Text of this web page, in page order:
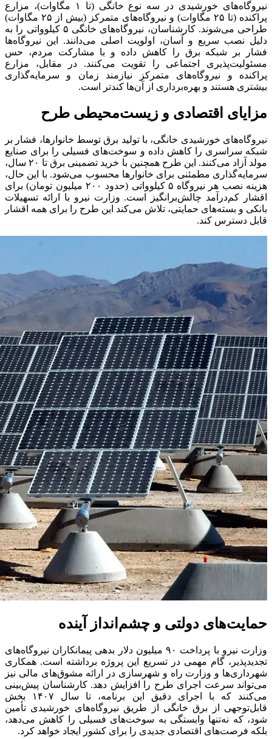
نیروگاه‌های خورشیدی در سه نوع خانگی (تا ۱ مگاوات)، مزارع
پراکنده (تا ۲۵ مگاوات) و نیروگاه‌های متمرکز (بیش از ۲۵ مگاوات)
طراحی می‌شوند. کارشناسان، نیروگاه‌های خانگی ۵ کیلوواتی را به
دلیل نصب سریع و آسان، اولویت اصلی می‌دانند. این نیروگاه‌ها
فشار بر شبکه برق را کاهش داده و با مشارکت مردم، حس
مسئولیت‌پذیری اجتماعی را تقویت می‌کنند. در مقابل، مزارع
پراکنده و نیروگاه‌های متمرکز نیازمند زمان و سرمایه‌گذاری
بیشتری هستند و بهره‌برداری از آن‌ها کندتر است.
مزایای اقتصادی و زیست‌محیطی طرح
نیروگاه‌های خورشیدی خانگی، با تولید برق توسط خانوارها، فشار بر
شبکه سراسری را کاهش داده و سوخت‌های فسیلی را برای صنایع
مولد آزاد می‌کنند. این طرح همچنین با خرید تضمینی برق تا ۲۰ سال،
سرمایه‌گذاری مطمئنی برای خانوارها محسوب می‌شود. با این حال،
هزینه نصب هر نیروگاه ۵ کیلوواتی (حدود ۲۰۰ میلیون تومان) برای
اقشار کم‌درآمد چالش‌برانگیز است. وزارت نیرو با ارائه تسهیلات
بانکی و بسته‌های حمایتی، تلاش می‌کند این طرح را برای همه اقشار
قابل دسترس کند.
حمایت‌های دولتی و چشم‌انداز آینده
وزارت نیرو با پرداخت ۹۰ میلیون دلار بدهی پیمانکاران نیروگاه‌های
تجدیدپذیر، گام مهمی در تسریع این پروژه برداشته است. همکاری
شهرداری‌ها و وزارت راه و شهرسازی در ارائه مشوق‌های مالی نیز
می‌تواند سرعت اجرای طرح را افزایش دهد. کارشناسان پیش‌بینی
می‌کنند که با اجرای دقیق این برنامه، تا سال ۱۴۰۷ بخش
قابل‌توجهی از برق خانگی از طریق نیروگاه‌های خورشیدی تأمین
شود، که نه‌تنها وابستگی به سوخت‌های فسیلی را کاهش می‌دهد،
بلکه فرصت‌های اقتصادی جدیدی را برای کشور ایجاد خواهد کرد.